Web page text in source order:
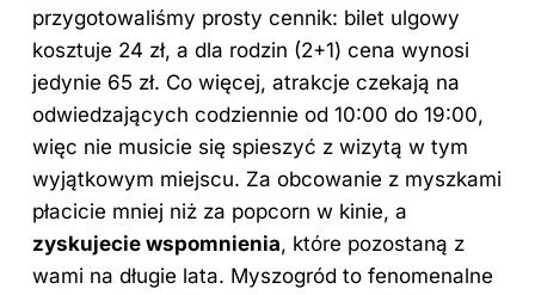
przygotowaliśmy prosty cennik: bilet ulgowy
kosztuje 24 zł, a dla rodzin (2+1) cena wynosi
jedynie 65 zł. Co więcej, atrakcje czekają na
odwiedzających codziennie od 10:00 do 19:00,
więc nie musicie się spieszyć z wizytą w tym
wyjątkowym miejscu. Za obcowanie z myszkami
płacicie mniej niż za popcorn w kinie, a
zyskujecie wspomnienia, które pozostaną z
wami na długie lata. Myszogród to fenomenalne